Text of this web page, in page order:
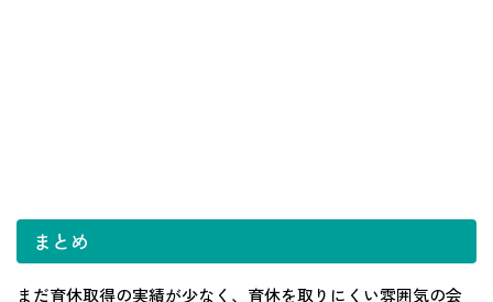
まとめ
まだ育休取得の実績が少なく、育休を取りにくい雰囲気の会